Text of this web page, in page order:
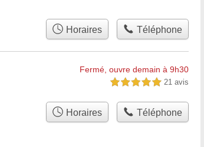
Horaires Téléphone
Fermé, ouvre demain à 9h30
5,0 étoiles sur 5 21 avis
Horaires Téléphone